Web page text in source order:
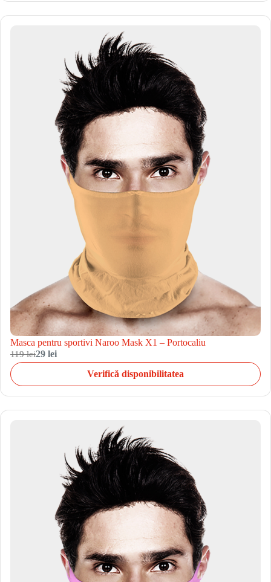
Masca pentru sportivi Naroo Mask X1 – Portocaliu
119 lei29 lei
Verifică disponibilitatea